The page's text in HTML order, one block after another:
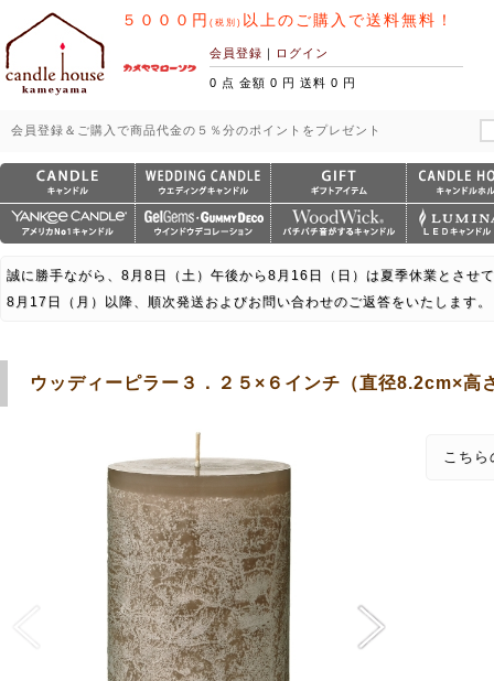
５０００円 (税別) 以上のご購入で送料無料！
会員登録 ｜ ログイン
0 点 金額 0 円 送料 0 円
会員登録＆ご購入で商品代金の５％分のポイントをプレゼント
誠に勝手ながら、8月8日（土）午後から8月16日（日）は夏季休業とさせ
8月17日（月）以降、順次発送およびお問い合わせのご返答をいたします。
ウッディーピラー３．２５×６インチ（直径8.2cm×
こちら